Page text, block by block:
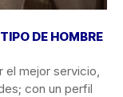
DE HOMBRE
el mejor servicio,
con un perfil